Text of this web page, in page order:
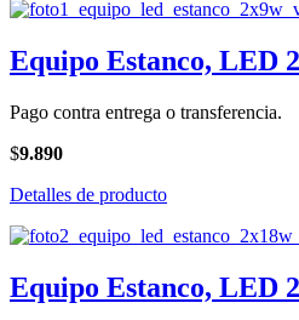
Equipo Estanco, LED
Pago contra entrega o transferencia.
$9.890
Detalles de producto
Equipo Estanco, LED